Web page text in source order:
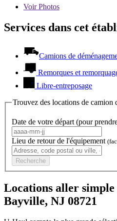
VoirPhotos
Services dans cet
Camions de
Remorques et
Libre-entreposage
Trouvez des locations de camion
Date de votre départ (pour
Lieu de retour de l'équipement
Recherche
Locations aller
Bayville, NJ 08721